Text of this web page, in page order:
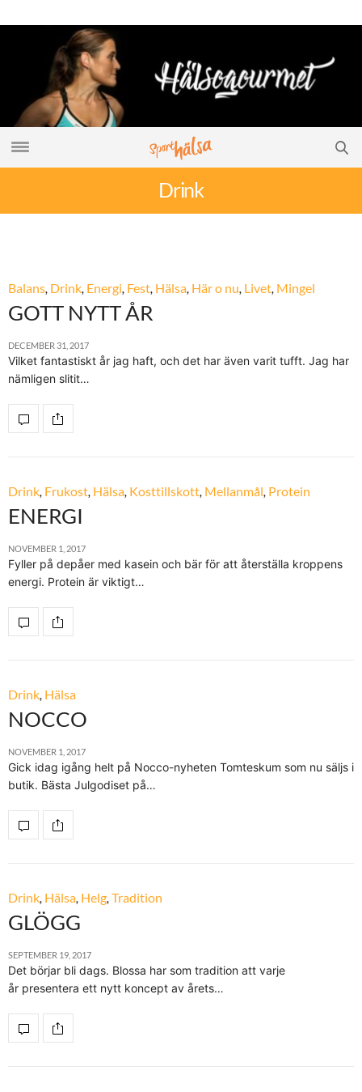
Drink
Balans, Drink, Energi, Fest, Hälsa, Här o nu, Livet, Mingel
GOTT NYTT ÅR
DECEMBER 31, 2017
Vilket fantastiskt år jag haft, och det har även varit tufft. Jag har
nämligen slitit…
Drink, Frukost, Hälsa, Kosttillskott, Mellanmål, Protein
ENERGI
NOVEMBER 1, 2017
Fyller på depåer med kasein och bär för att återställa kroppens
energi. Protein är viktigt…
Drink, Hälsa
NOCCO
NOVEMBER 1, 2017
Gick idag igång helt på Nocco-nyheten Tomteskum som nu säljs i
butik. Bästa Julgodiset på…
Drink, Hälsa, Helg,Tradition
GLÖGG
SEPTEMBER 19, 2017
Det börjar bli dags. Blossa har som tradition att varje
år presentera ett nytt koncept av årets…